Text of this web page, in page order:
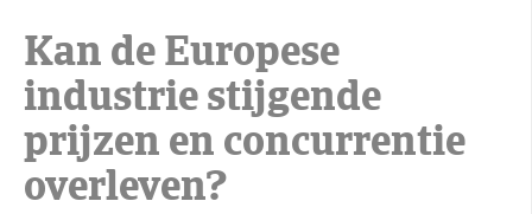
Kan de Europese
industrie stijgende
prijzen en concurrentie
overleven?